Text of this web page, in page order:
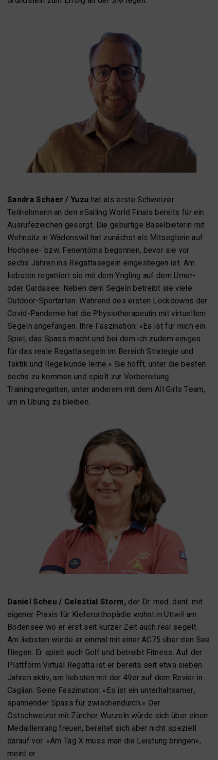
Sandra Schaer / Yuzu hat als erste Schweizer
Teilnehmerin an den eSailing World Finals bereits für ein
Ausrufezeichen gesorgt. Die gebürtige Baselbieterin mit
Wohnsitz in Wädenswil hat zunächst als Mitseglerin auf
Hochsee- bzw. Ferientörns begonnen, bevor sie vor
sechs Jahren ins Regattasegeln eingestiegen ist. Am
liebsten regattiert sie mit dem Yngling auf dem Urner-
oder Gardasee. Neben dem Segeln betreibt sie viele
Outdoor-Sportarten. Während des ersten Lockdowns der
Covid-Pandemie hat die Physiotherapeutin mit virtuellem
Segeln angefangen. Ihre Faszination: «Es ist für mich ein
Spiel, das Spass macht und bei dem ich zudem einiges
für das reale Regattasegeln im Bereich Strategie und
Taktik und Regelkunde lerne.» Sie hofft, unter die besten
sechs zu kommen und spielt zur Vorbereitung
Trainingsregatten, unter anderem mit dem All Girls Team,
um in Übung zu bleiben.
Daniel Scheu / Celestial Storm, der Dr. med. dent. mit
eigener Praxis für Kieferorthopädie wohnt in Uttwil am
Bodensee wo er erst seit kurzer Zeit auch real segelt.
Am liebsten würde er einmal mit einer AC75 über den See
fliegen. Er spielt auch Golf und betreibt Fitness. Auf der
Plattform Virtual Regatta ist er bereits seit etwa sieben
Jahren aktiv, am liebsten mit der 49er auf dem Revier in
Cagliari. Seine Faszination: «Es ist ein unterhaltsamer,
spannender Spass für zwischendurch.» Der
Ostschweizer mit Zürcher Wurzeln würde sich über einen
Medaillenrang freuen, bereitet sich aber nicht speziell
darauf vor. «Am Tag X muss man die Leistung bringen»,
meint er.